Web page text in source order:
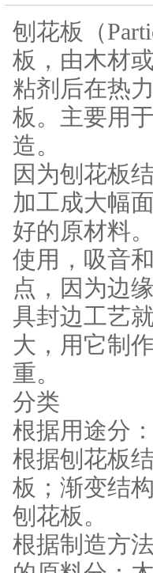
刨花板（
板，由木材
粘剂后在热
板。主要用
造。
因为刨花板
加工成大幅
好的原材料
使用，吸音
点，因为边
具封边工艺
大，用它制
重。
分类
根据用途分
根据刨花板
板；渐变结
刨花板。
根据制造方